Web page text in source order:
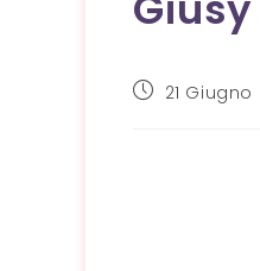
Articolo21 Giugno